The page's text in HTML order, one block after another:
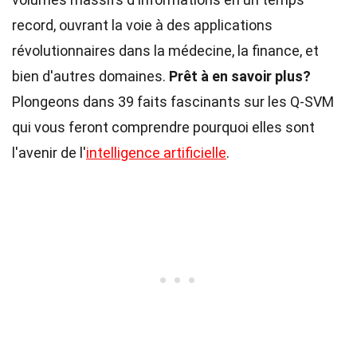
record, ouvrant la voie à des applications
révolutionnaires dans la médecine, la finance, et
bien d'autres domaines. Prêt à en savoir plus?
Plongeons dans 39 faits fascinants sur les Q-SVM
qui vous feront comprendre pourquoi elles sont
l'avenir de l'intelligence artificielle.